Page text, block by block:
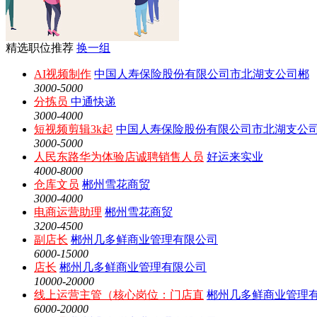
精选职位推荐 换一组
AI视频制作 中国人寿保险股份有限公司市北湖支公司郴
3000-5000
分拣员 中通快递
3000-4000
短视频剪辑3k起 中国人寿保险股份有限公司市北湖支公
3000-5000
人民东路华为体验店诚聘销售人员 好运来实业
4000-8000
仓库文员 郴州雪花商贸
3000-4000
电商运营助理 郴州雪花商贸
3200-4500
副店长 郴州几多鲜商业管理有限公司
6000-15000
店长 郴州几多鲜商业管理有限公司
10000-20000
线上运营主管（核心岗位：门店直 郴州几多鲜商业管理
6000-20000